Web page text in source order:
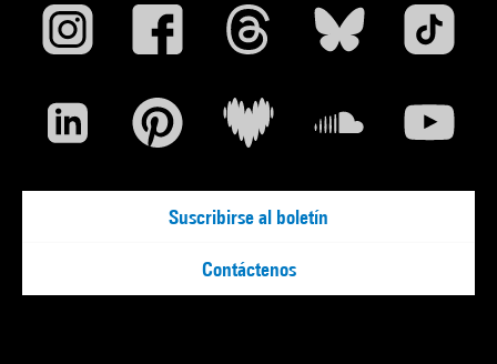
Suscribirse al boletín
Contáctenos